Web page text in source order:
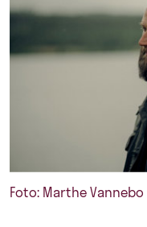
Foto: Marthe Vannebo